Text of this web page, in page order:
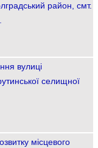
район, смт.
вулиці
селищної
місцевого